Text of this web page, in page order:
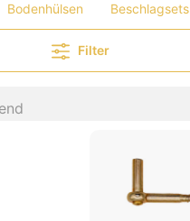
Bodenhülsen Beschlagsets
Filter